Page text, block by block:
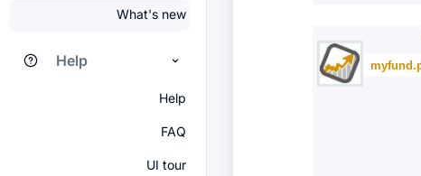
What's new
Help
Help
FAQ
UI tour